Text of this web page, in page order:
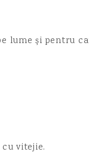
lume și pentru
vitejie.